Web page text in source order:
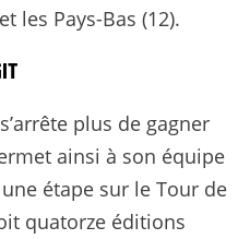
les Pays-Bas (12).
plus de gagner
ainsi à son équipe
étape sur le Tour de
quatorze éditions